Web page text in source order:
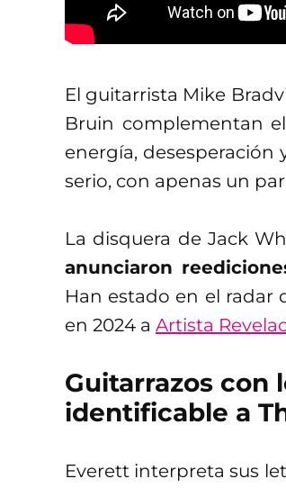
El guitarrista Mike
Bruin complementan
energía, desesperación
serio, con apenas un
La disquera de Jack
anunciaron
Han estado en el radar
en 2024 a Artista
Guitarrazos con
identificable a
Everett interpreta sus